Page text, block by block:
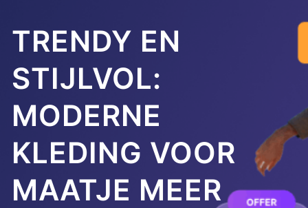
TRENDY EN
STIJLVOL:
MODERNE
KLEDING VOOR
MAATJE MEER